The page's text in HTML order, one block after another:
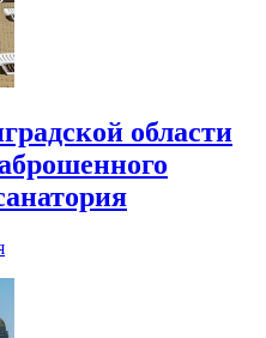
области